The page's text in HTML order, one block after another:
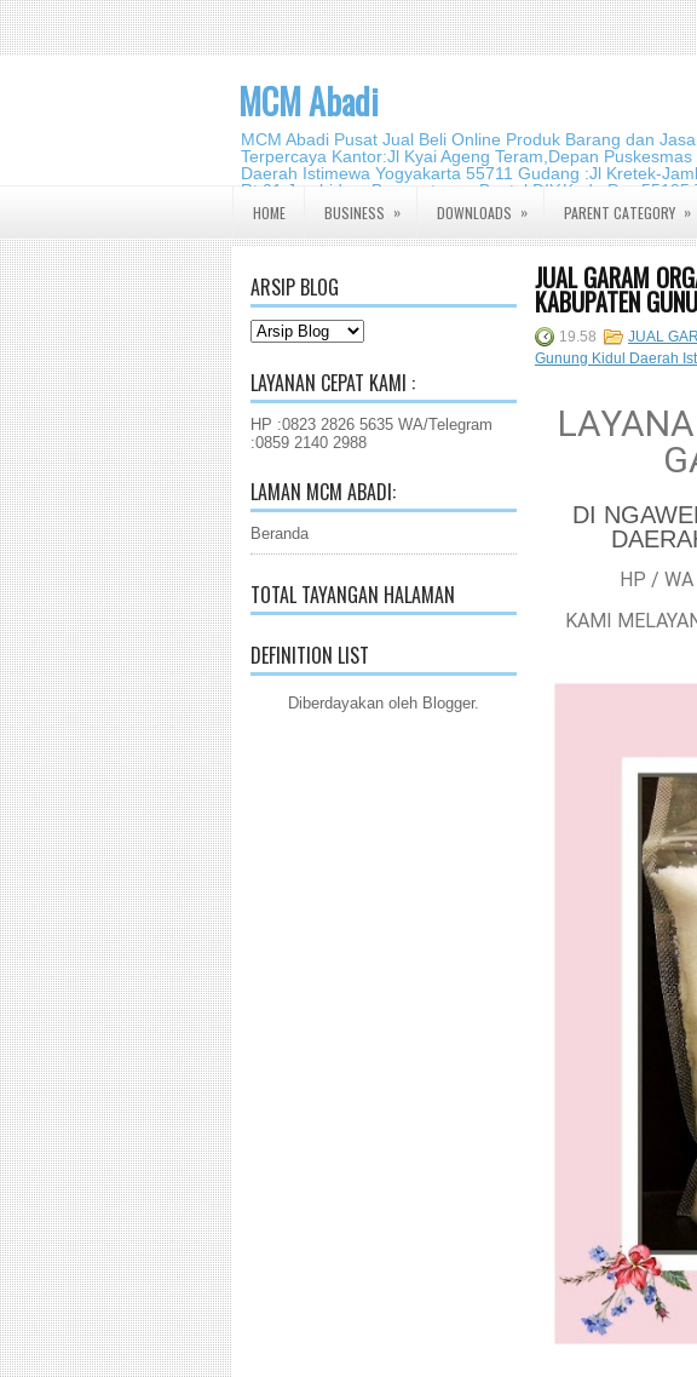
MCM Abadi
MCM Abadi Pusat Jual Beli Online Produk Barang dan
Terpercaya Kantor:Jl Kyai Ageng Teram,Depan
Daerah Istimewa Yogyakarta 55711 Gudang :Jl Kretek-
Rt.01,Jambidan, Banguntapan,Bantul,DIY.Kode
2140 2988
HOME BUSINESS » DOWNLOADS » PARENT CATEGORY »
ARSIP BLOG
LAYANAN CEPAT KAMI :
HP :0823 2826 5635 WA/Telegram
:0859 2140 2988
LAMAN MCM ABADI:
Beranda
TOTAL TAYANGAN HALAMAN
DEFINITION LIST
Diberdayakan oleh Blogger.
JUAL GARAM
KABUPATEN
19.58
JUAL
Gunung Kidul Daerah
DI
HP /
KAMI